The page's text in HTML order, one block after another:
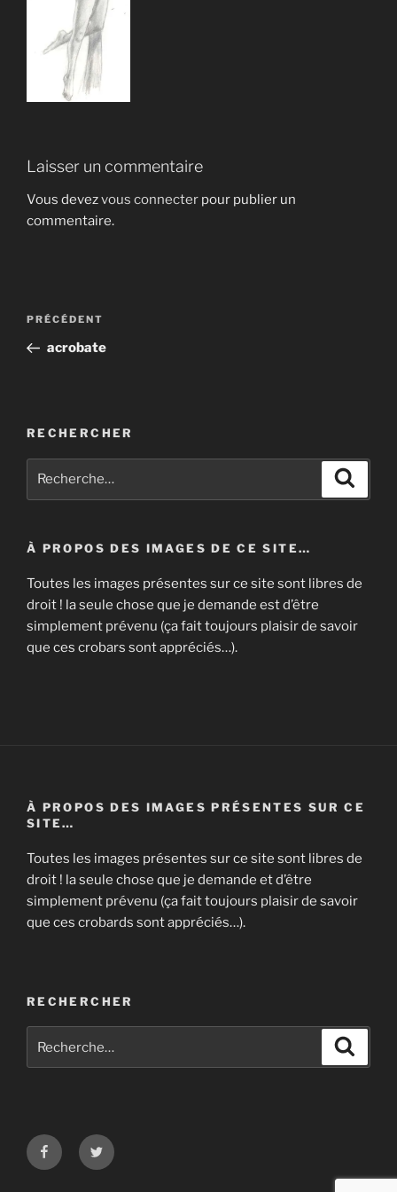
Laisser un commentaire
Vous devezvous connecter pour publier un
commentaire.
Navigation
l’article
Article
précédent
PRÉCÉDENT
acrobate
RECHERCHER
À PROPOS DES IMAGES DE CE SITE…
Toutes les images présentes sur ce site sont libres de
droit ! la seule chose que je demande est d’être
simplement prévenu (ça fait toujours plaisir de savoir
que ces crobars sont appréciés…).
À PROPOS DES IMAGES PRÉSENTES SUR CE
SITE…
Toutes les images présentes sur ce site sont libres de
droit ! la seule chose que je demande et d’être
simplement prévenu (ça fait toujours plaisir de savoir
que ces crobards sont appréciés…).
RECHERCHER
FacebookTwitter